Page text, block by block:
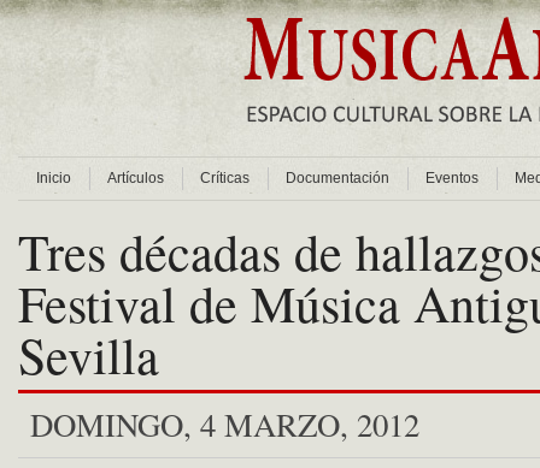
Inicio Artículos Críticas Documentación Eventos
Tres décadas de
Festival de Música
Sevilla
DOMINGO, 4 MARZO, 2012